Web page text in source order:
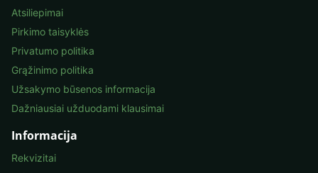
Atsiliepimai
Pirkimo taisyklės
Privatumo politika
Grąžinimo politika
Užsakymo būsenos informacija
Dažniausiai užduodami klausimai
Informacija
Rekvizitai